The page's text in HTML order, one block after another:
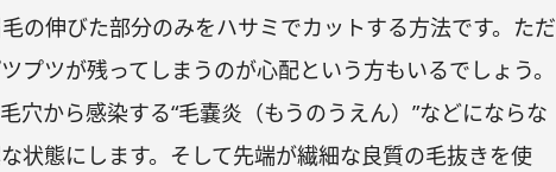
の伸びた部分のみをハサミでカットする方法です。ただ
プツが残ってしまうのが心配という方もいるでしょう。
穴から感染する“毛嚢炎（もうのうえん）”などにならな
状態にします。そして先端が繊細な良質の毛抜きを使